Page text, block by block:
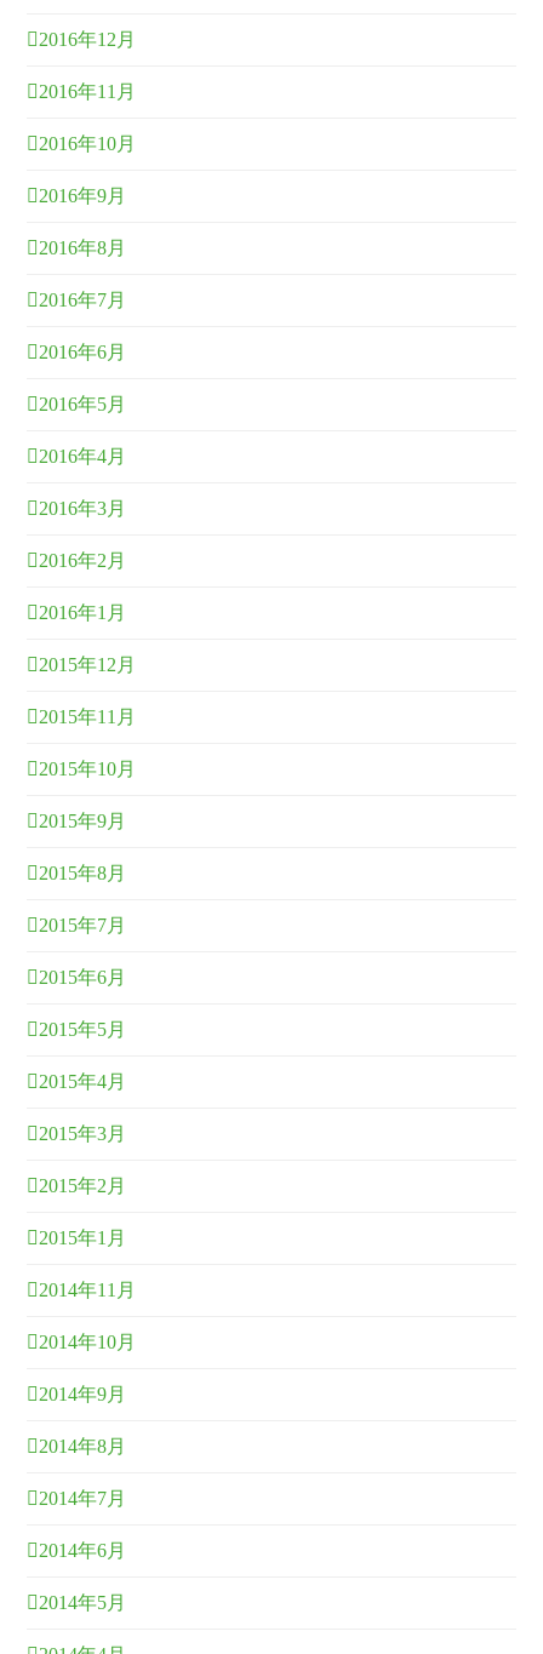
2016年12月
2016年11月
2016年10月
2016年9月
2016年8月
2016年7月
2016年6月
2016年5月
2016年4月
2016年3月
2016年2月
2016年1月
2015年12月
2015年11月
2015年10月
2015年9月
2015年8月
2015年7月
2015年6月
2015年5月
2015年4月
2015年3月
2015年2月
2015年1月
2014年11月
2014年10月
2014年9月
2014年8月
2014年7月
2014年6月
2014年5月